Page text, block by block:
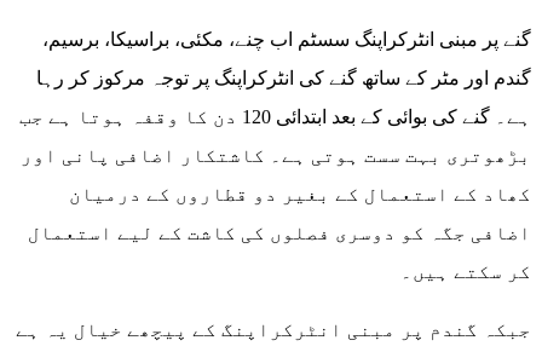
گنے پر مبنی انٹرکراپنگ سسٹم اب چنے، مکئی، براسیکا، برسیم،
گندم اور مٹر کے ساتھ گنے کی انٹرکراپنگ پر توجہ مرکوز کر رہا
ہے۔ گنے کی بوائی کے بعد ابتدائی 120 دن کا وقفہ ہوتا ہے جب
بڑھوتری بہت سست ہوتی ہے۔ کاشتکار اضافی پانی اور
کھاد کے استعمال کے بغیر دو قطاروں کے درمیان
اضافی جگہ کو دوسری فصلوں کی کاشت کے لیے استعمال
کر سکتے ہیں۔
جبکہ گندم پر مبنی انٹرکراپنگ کے پیچھے خیال یہ ہے